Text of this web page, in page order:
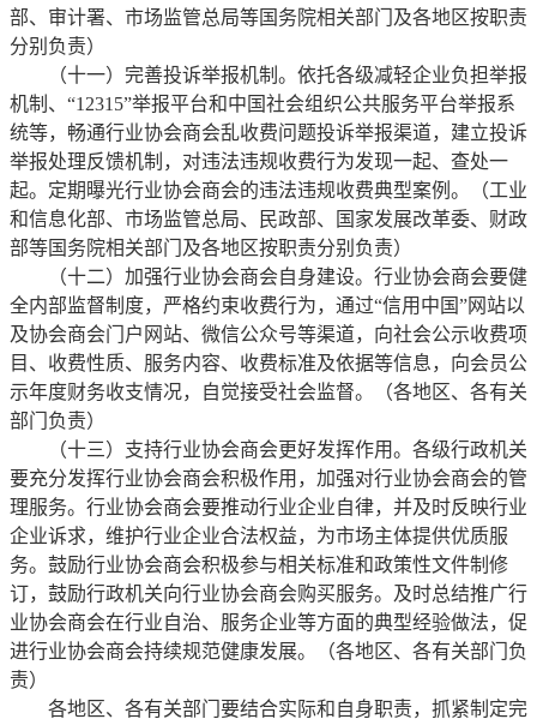
部、审计署、市场监管总局等国务院相关部门及各地区按职责
分别负责）
（十一）完善投诉举报机制。依托各级减轻企业负担举报
机制、“12315”举报平台和中国社会组织公共服务平台举报系
统等，畅通行业协会商会乱收费问题投诉举报渠道，建立投诉
举报处理反馈机制，对违法违规收费行为发现一起、查处一
起。定期曝光行业协会商会的违法违规收费典型案例。（工业
和信息化部、市场监管总局、民政部、国家发展改革委、财政
部等国务院相关部门及各地区按职责分别负责）
（十二）加强行业协会商会自身建设。行业协会商会要健
全内部监督制度，严格约束收费行为，通过“信用中国”网站以
及协会商会门户网站、微信公众号等渠道，向社会公示收费项
目、收费性质、服务内容、收费标准及依据等信息，向会员公
示年度财务收支情况，自觉接受社会监督。（各地区、各有关
部门负责）
（十三）支持行业协会商会更好发挥作用。各级行政机关
要充分发挥行业协会商会积极作用，加强对行业协会商会的管
理服务。行业协会商会要推动行业企业自律，并及时反映行业
企业诉求，维护行业企业合法权益，为市场主体提供优质服
务。鼓励行业协会商会积极参与相关标准和政策性文件制修
订，鼓励行政机关向行业协会商会购买服务。及时总结推广行
业协会商会在行业自治、服务企业等方面的典型经验做法，促
进行业协会商会持续规范健康发展。（各地区、各有关部门负
责）
各地区、各有关部门要结合实际和自身职责，抓紧制定完